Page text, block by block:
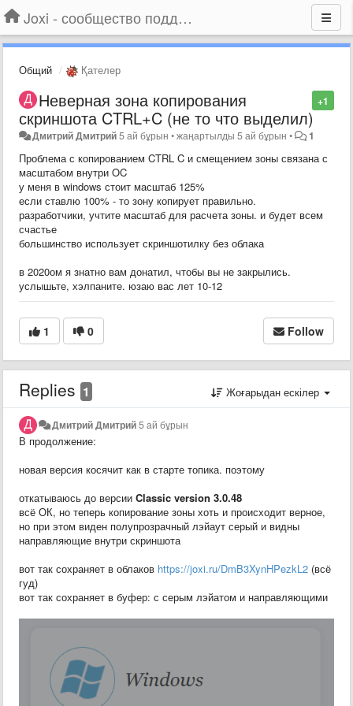
Joxi - сообщество поддержки
Общий Қателер
+1
Неверная зона копирования
скриншота CTRL+C (не то что выделил)
Дмитрий Дмитрий5 ай бұрын •жаңартылды5 ай бұрын • 1
Проблема с копированием CTRL C и смещением зоны связана с
масштабом внутри OC
у меня в windows стоит масштаб 125%
если ставлю 100% - то зону копирует правильно.
разработчики, учтите масштаб для расчета зоны. и будет всем
счастье
большинство использует скриншотилку без облака
в 2020ом я знатно вам донатил, чтобы вы не закрылись.
услышьте, хэлпаните. юзаю вас лет 10-12
1 0 Follow
Replies 1 Жоғарыдан ескілер
Дмитрий Дмитрий5 ай бұрын
В продолжение:
новая версия косячит как в старте топика. поэтому
откатываюсь до версии Classic version 3.0.48
всё ОК, но теперь копирование зоны хоть и происходит верное,
но при этом виден полупрозрачный лэйаут серый и видны
направляющие внутри скриншота
вот так сохраняет в облаков https://joxi.ru/DmB3XynHPezkL2 (всё
гуд)
вот так сохраняет в буфер: с серым лэйатом и направляющими